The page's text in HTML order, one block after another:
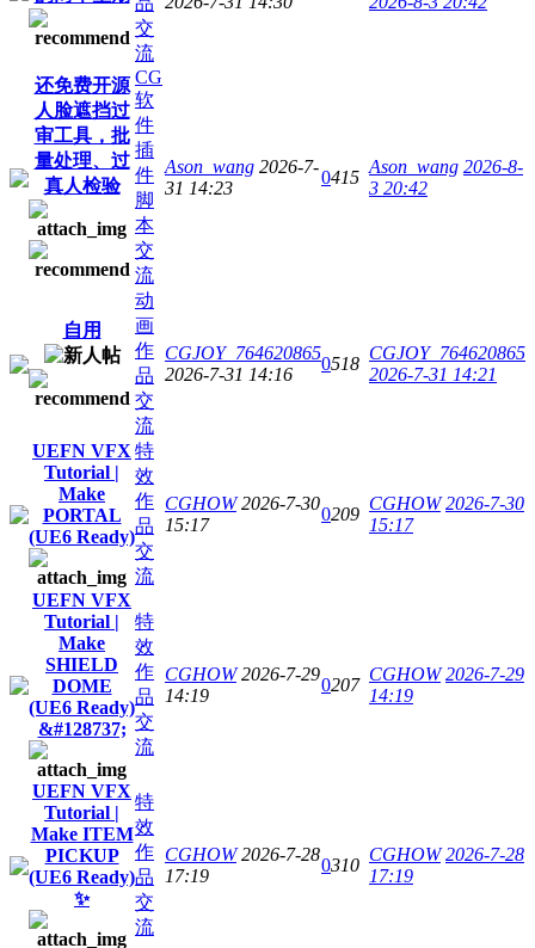
交
流
还免费开源
人脸遮挡过
审工具，批
量处理、过
真人检验
CG
软
件
插
件
脚
本
交
流
Ason_wang 2026-7-
31 14:23
0415
Ason_wang 2026-8-
3 20:42
自用
动
画
作
品
交
流
CGJOY_764620865
2026-7-31 14:16
0518
CGJOY_764620865
2026-7-31 14:21
UEFN VFX
Tutorial |
Make
PORTAL
(UE6 Ready)
特
效
作
品
交
流
CGHOW 2026-7-30
15:17
0209
CGHOW 2026-7-30
15:17
UEFN VFX
Tutorial |
Make
SHIELD
DOME
(UE6 Ready)
&#128737;️
特
效
作
品
交
流
CGHOW 2026-7-29
14:19
0207
CGHOW 2026-7-29
14:19
UEFN VFX
Tutorial |
Make ITEM
PICKUP
(UE6 Ready)
✨
特
效
作
品
交
流
CGHOW 2026-7-28
17:19
0310
CGHOW 2026-7-28
17:19